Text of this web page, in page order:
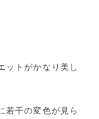
ットがかなり美し
若干の変色が見ら